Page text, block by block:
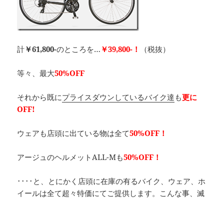
計￥61,800-のところを… ￥39,800-！ （税抜）
等々、最大50%OFF
それから既にプライスダウンしているバイク達 も更に
OFF!
ウェアも店頭に出ている物は全て50%OFF！
アージュのヘルメットALL-Mも50%OFF！
････と、とにかく店頭に在庫の有るバイク、ウェア、ホ
イールは全て超々特価にてご提供します。こんな事、滅